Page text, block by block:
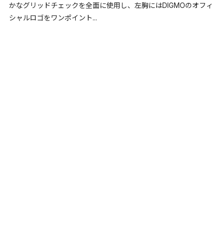
かなグリッドチェックを全面に使用し、左胸にはDIGMOのオフィ
シャルロゴをワンポイント...